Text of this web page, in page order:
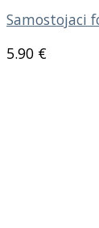
Samostojaci
5.90 €